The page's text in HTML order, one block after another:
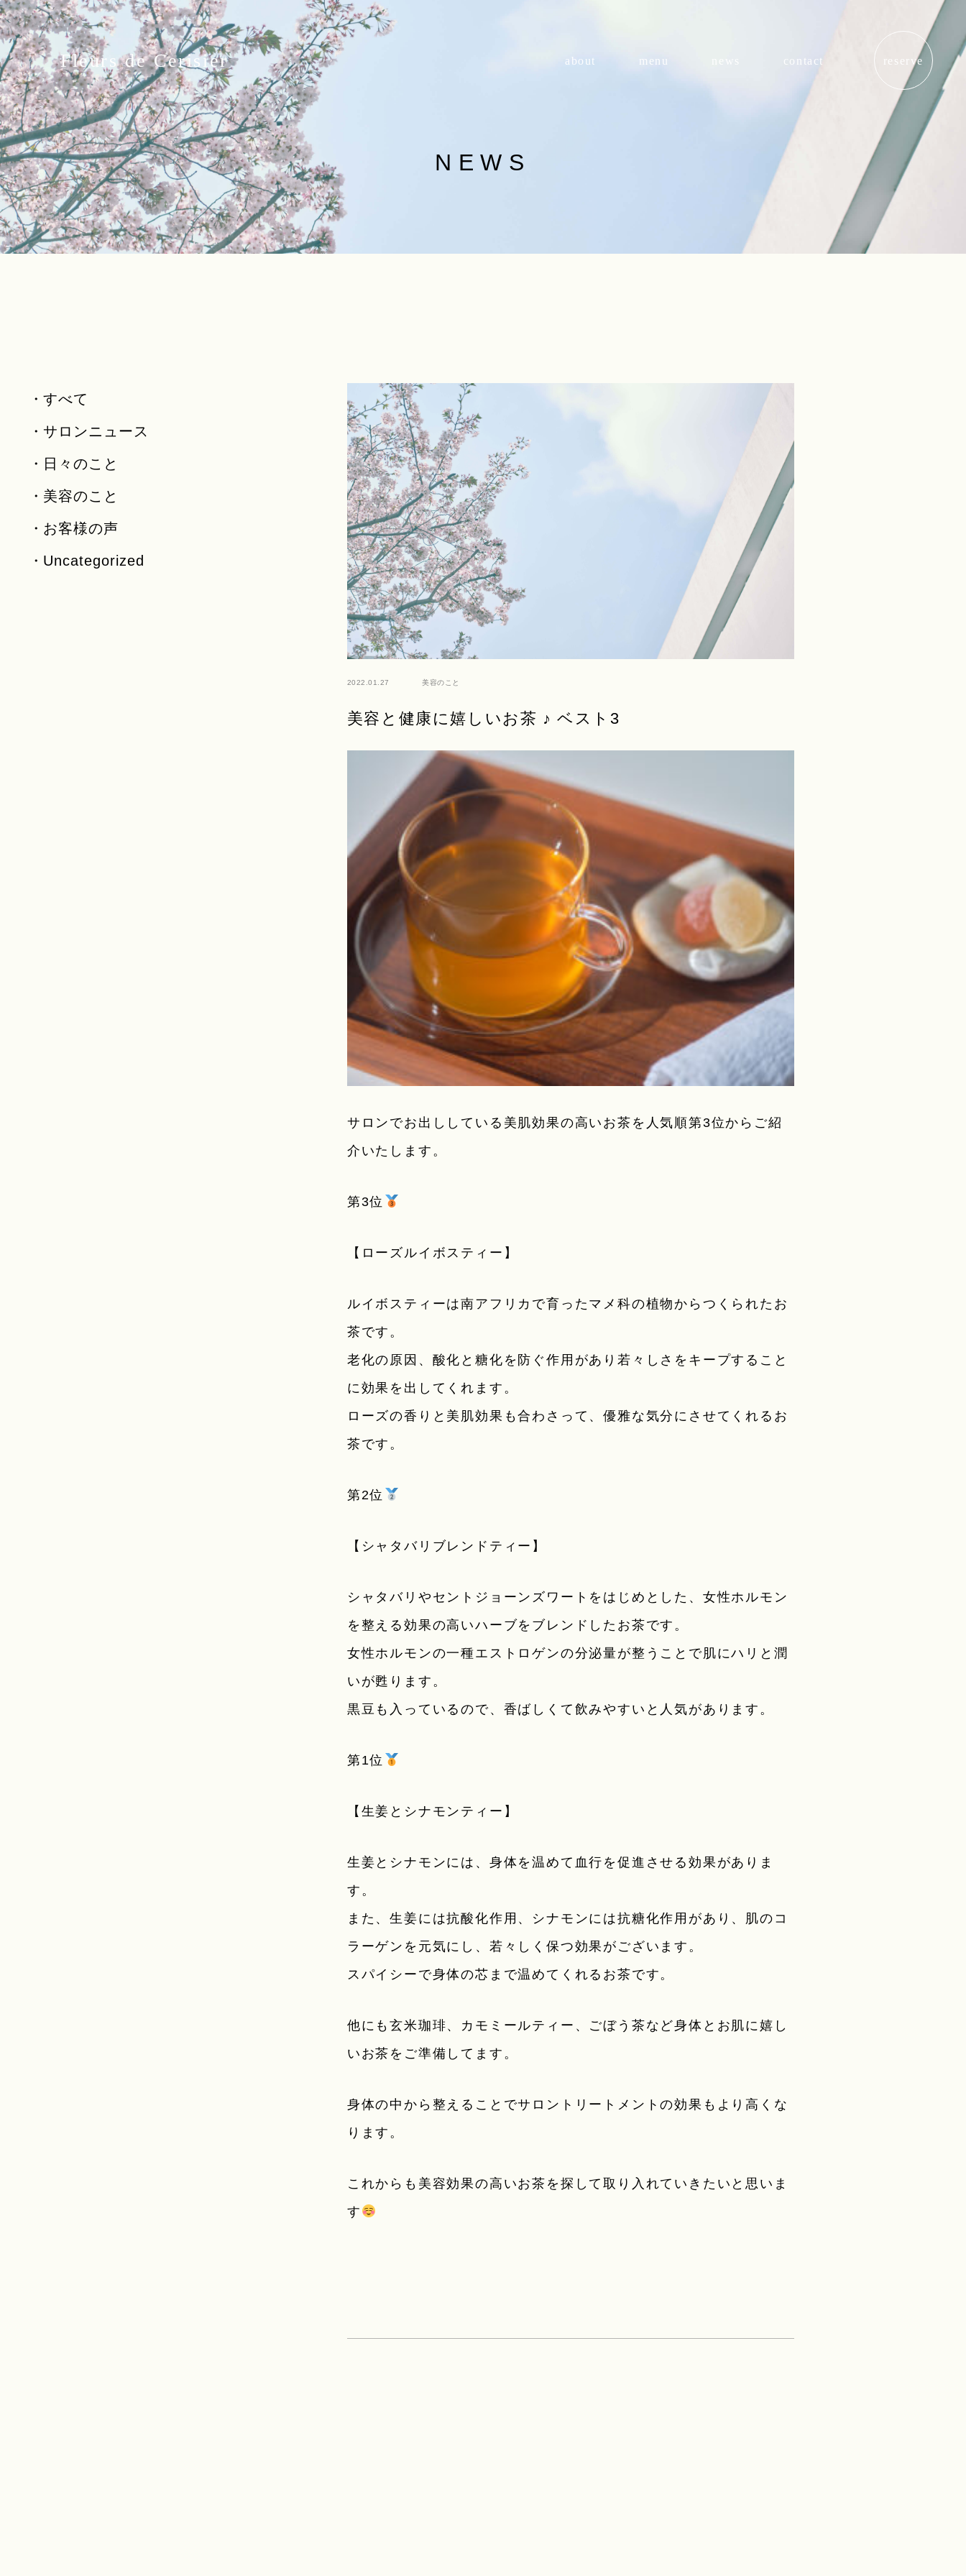
Fleurs de Cerisier about menu news contact reserve
NEWS
2022.01.27 美容のこと
美容と健康に嬉しいお茶 ♪ ベスト3
サロンでお出ししている美肌効果の高いお茶を人気順第3位からご紹
介いたします。
第3位
【ローズルイボスティー】
ルイボスティーは南アフリカで育ったマメ科の植物からつくられたお
茶です。
老化の原因、酸化と糖化を防ぐ作用があり若々しさをキープすること
に効果を出してくれます。
ローズの香りと美肌効果も合わさって、優雅な気分にさせてくれるお
茶です。
第2位
【シャタバリブレンドティー】
シャタバリやセントジョーンズワートをはじめとした、女性ホルモン
を整える効果の高いハーブをブレンドしたお茶です。
女性ホルモンの一種エストロゲンの分泌量が整うことで肌にハリと潤
いが甦ります。
黒豆も入っているので、香ばしくて飲みやすいと人気があります。
第1位
【生姜とシナモンティー】
生姜とシナモンには、身体を温めて血行を促進させる効果がありま
す。
また、生姜には抗酸化作用、シナモンには抗糖化作用があり、肌のコ
ラーゲンを元気にし、若々しく保つ効果がございます。
スパイシーで身体の芯まで温めてくれるお茶です。
他にも玄米珈琲、カモミールティー、ごぼう茶など身体とお肌に嬉し
いお茶をご準備してます。
身体の中から整えることでサロントリートメントの効果もより高くな
ります。
これからも美容効果の高いお茶を探して取り入れていきたいと思いま
す
すべて
サロンニュース
日々のこと
美容のこと
お客様の声
Uncategorized